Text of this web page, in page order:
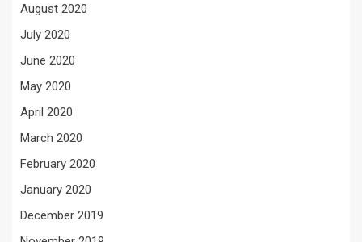
August 2020
July 2020
June 2020
May 2020
April 2020
March 2020
February 2020
January 2020
December 2019